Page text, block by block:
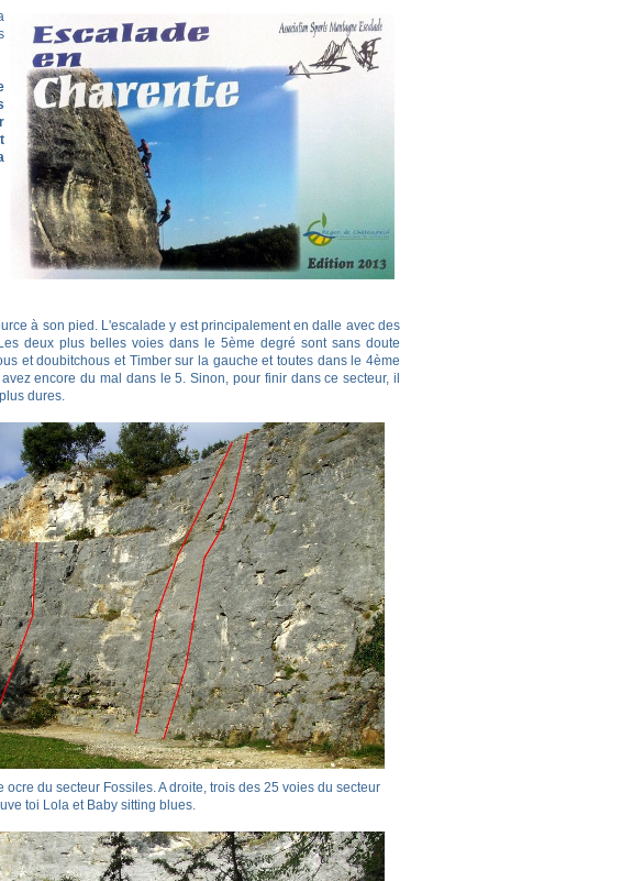
à son pied. L'escalade y est principalement en dalle avec des
deux plus belles voies dans le 5ème degré sont sans doute
et doubitchous et Timber sur la gauche et toutes dans le 4ème
encore du mal dans le 5. Sinon, pour finir dans ce secteur, il
dures.
du secteur Fossiles. A droite, trois des 25 voies du secteur
toi Lola et Baby sitting blues.